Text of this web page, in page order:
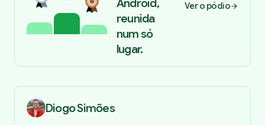
Android,
reunida
num só
lugar.
Ver o pódio
Diogo Simões